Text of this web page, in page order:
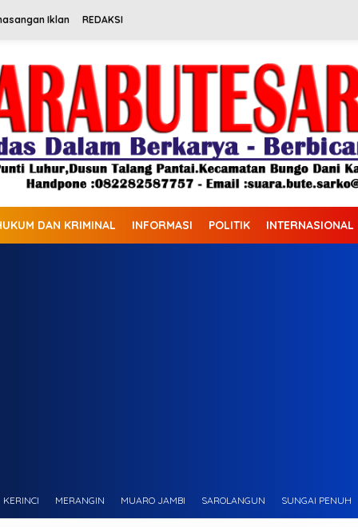
Iklan REDAKSI
DAN KRIMINAL INFORMASI POLITIK INTERNASIONAL
KERINCI MERANGIN MUARO JAMBI SAROLANGUN SUNGAI PENUH